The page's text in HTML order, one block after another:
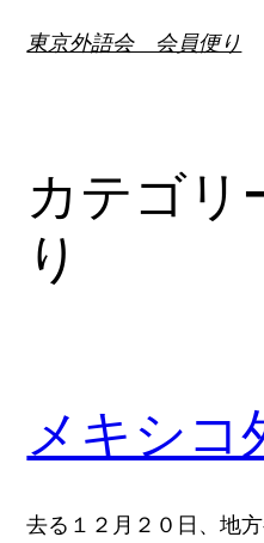
東京外語会 会員便り
カテゴリ
り
メキシコ
去る１２月２０日、地